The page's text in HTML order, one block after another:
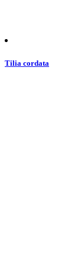
Tilia cordata